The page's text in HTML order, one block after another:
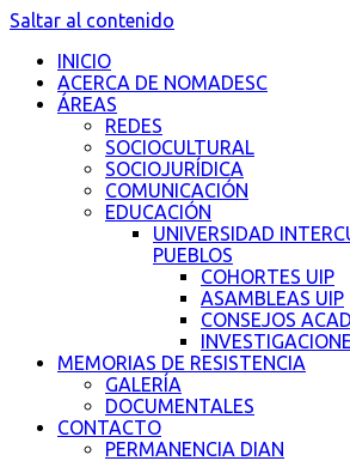
Saltar al contenido
INICIO
ACERCA DE NOMADESC
ÁREAS
REDES
SOCIOCULTURAL
SOCIOJURÍDICA
COMUNICACIÓN
EDUCACIÓN
UNIVERSIDAD
PUEBLOS
COHORTES UIP
ASAMBLEAS UIP
CONSEJOS
MEMORIAS DE RESISTENCIA
GALERÍA
DOCUMENTALES
CONTACTO
PERMANENCIA DIAN